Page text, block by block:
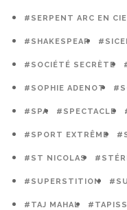
#SERPENT ARC EN
#SHAKESPEAR
#SOCIÉTÉ SECRÈTE
#SOPHIE ADENOT
#SPA #SPECTACLE
#SPORT EXTRÊME
#ST NICOLAS
#SUPERSTITION
#TAJ MAHAL